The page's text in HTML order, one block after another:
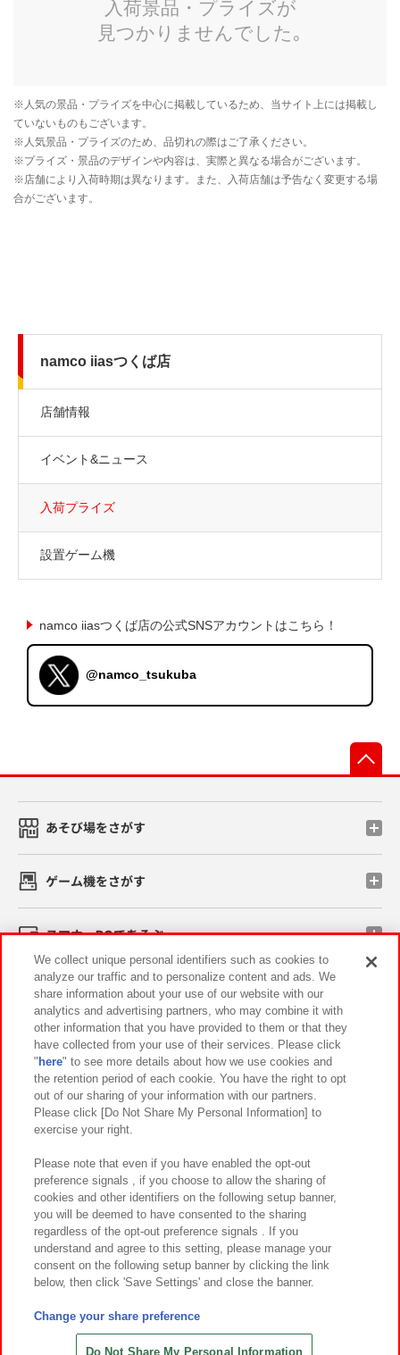
namco iiasつくば店
店舗情報
イベント&ニュース
入荷プライズ
設置ゲーム機
namco iiasつくば店の公式SNSアカウントはこちら！
@namco_tsukuba
あそび場をさがす
ゲーム機をさがす
スマホ・PCであそぶ
イベント・キャンペーン
関連会社 サステナビリティ サイトポリシー
プライバシーポリシー ウェブアクセシビリティ方針と検証結果
お取引先さまとともに
カスタマーハラスメント対応方針 よくあるご質問・お問い合わせ
©Bandai Namco Amusement Inc.
©Bandai Namco Amusement Lab Inc.
©HANAYASHIKI Co., Ltd. All Rights Reserved.
We collect unique personal identifiers such as cookies to
analyze our traffic and to personalize content and ads. We
share information about your use of our website with our
analytics and advertising partners, who may combine it with
other information that you have provided to them or that they
have collected from your use of their services. Please click
" here" to see more details about how we use cookies and
the retention period of each cookie. You have the right to opt
out of our sharing of your information with our partners.
Please click [Do Not Share My Personal Information] to
exercise your right.
Please note that even if you have enabled the opt-out
preference signals , if you choose to allow the sharing of
cookies and other identifiers on the following setup banner,
you will be deemed to have consented to the sharing
regardless of the opt-out preference signals . If you
understand and agree to this setting, please manage your
consent on the following setup banner by clicking the link
below, then click 'Save Settings' and close the banner.
Change your share preference
Do Not Share My Personal Information